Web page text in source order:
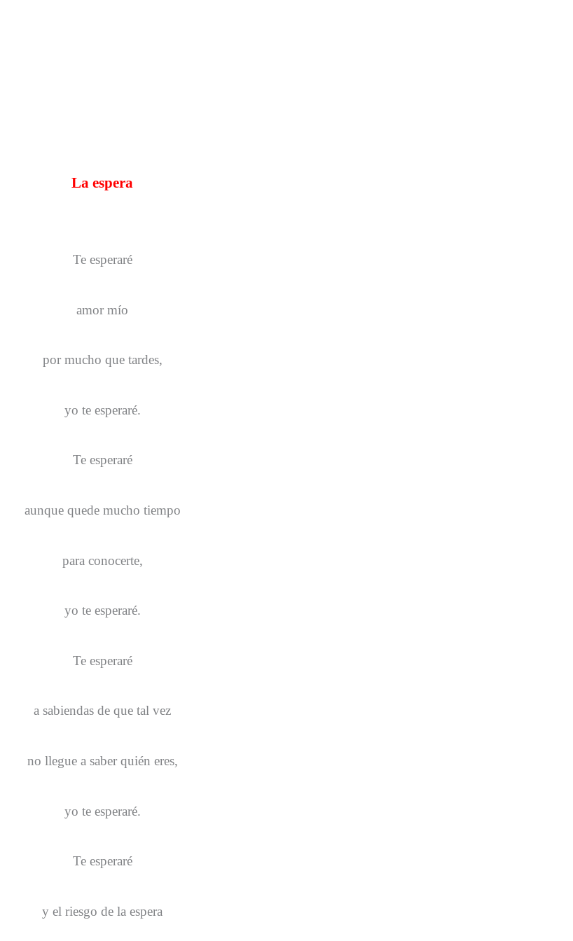
La espera
Te esperaré
amor mío
por mucho que tardes,
yo te esperaré.
Te esperaré
aunque quede mucho tiempo
para conocerte,
yo te esperaré.
Te esperaré
a sabiendas de que tal vez
no llegue a saber quién eres,
yo te esperaré.
Te esperaré
y el riesgo de la espera